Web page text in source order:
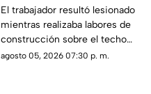
mientras trabajaba en
una azotea de San José
Buenavista
El trabajador resultó lesionado
mientras realizaba labores de
construcción sobre el techo
de una vivienda y tuvo que
agosto 05, 2026 07:30 p. m.